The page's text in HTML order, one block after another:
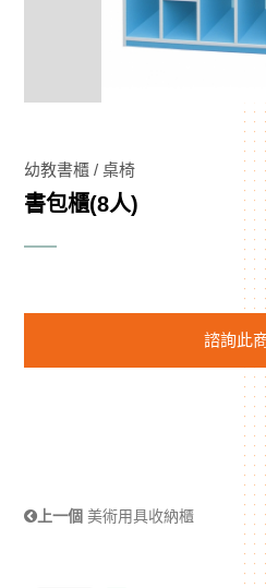
幼教書櫃 / 桌椅
書包櫃(8人)
諮詢此
上一個 美術用具收納櫃